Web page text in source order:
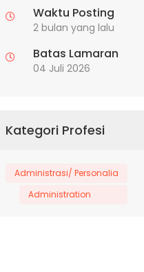
Waktu Posting
2 bulan yang lalu
Batas Lamaran
04 Juli 2026
Kategori Profesi
Administrasi/ Personalia
Administration